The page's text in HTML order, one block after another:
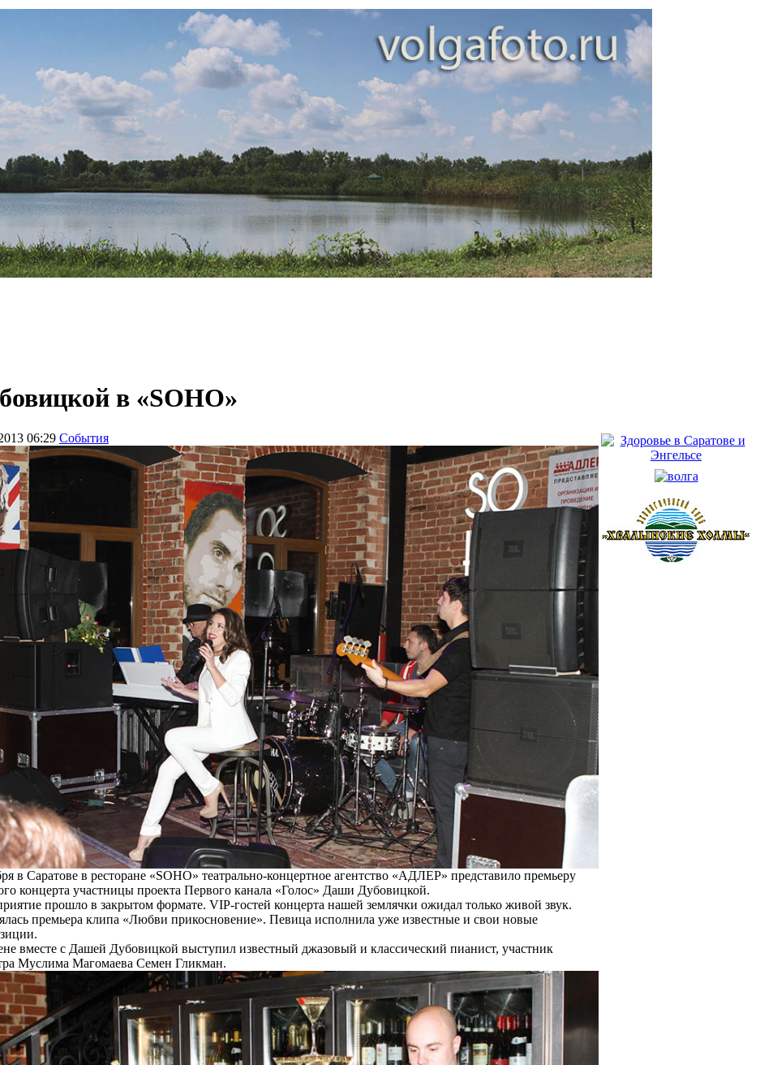
в «SOHO»
06:29 События
в Саратове в ресторане «SOHO» театрально-концертное агентство «АДЛЕР» представило премьеру
концерта участницы проекта Первого канала «Голос» Даши Дубовицкой.
прошло в закрытом формате. VIP-гостей концерта нашей землячки ожидал только живой звук.
премьера клипа «Любви прикосновение». Певица исполнила уже известные и свои новые
вместе с Дашей Дубовицкой выступил известный джазовый и классический пианист, участник
Муслима Магомаева Семен Гликман.